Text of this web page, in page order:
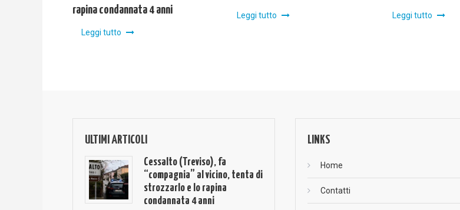
rapina condannata 4 anni
Leggi tutto
Leggi tutto Leggi tutto
ULTIMI ARTICOLI
Cessalto (Treviso), fa
“compagnia” al vicino, tenta di
strozzarlo e lo rapina
condannata 4 anni
LINKS
Home
Contatti